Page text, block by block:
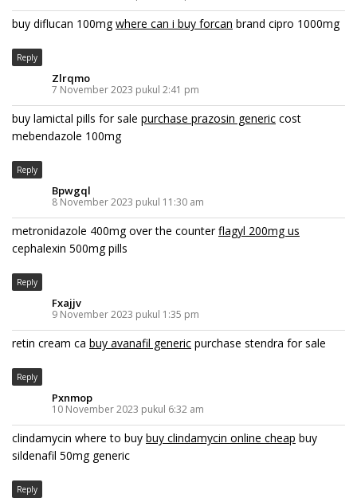
buy diflucan 100mgwhere can i buy forcan brand cipro 1000mg
Reply
Zlrqmo
7 November 2023 pukul 2:41 pm
buy lamictal pills for sale purchase prazosin generic cost
mebendazole 100mg
Reply
Bpwgql
8 November 2023 pukul 11:30 am
metronidazole 400mg over the counterflagyl 200mg us
cephalexin 500mg pills
Reply
Fxajjv
9 November 2023 pukul 1:35 pm
retin cream ca buy avanafil generic purchase stendra for sale
Reply
Pxnmop
10 November 2023 pukul 6:32 am
clindamycin where to buy buy clindamycin online cheap buy
sildenafil 50mg generic
Reply